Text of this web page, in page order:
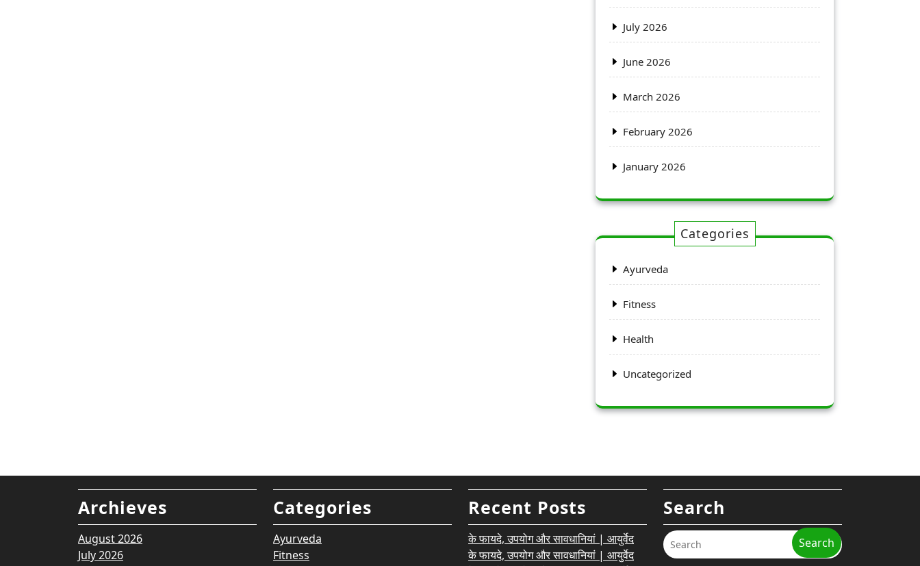
July 2026
June 2026
March 2026
February 2026
January 2026
Categories
Ayurveda
Fitness
Health
Uncategorized
Archieves
August 2026
July 2026
Categories
Ayurveda
Fitness
Recent Posts
के फायदे, उपयोग और सावधानियां | आयुर्वेद
के फायदे, उपयोग और सावधानियां | आयुर्वेद
Search
Search